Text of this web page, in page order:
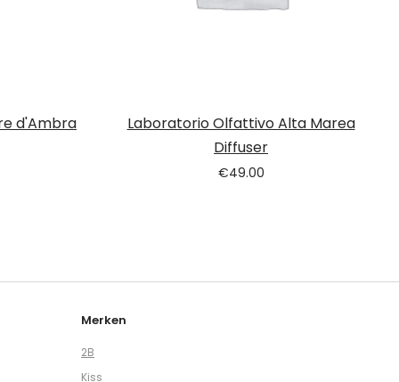
d'Ambra
Laboratorio Olfattivo Alta Marea
Diffuser
€49.00
Merken
2B
Kiss